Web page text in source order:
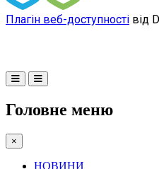
Плагін веб-доступності від
Головне меню
×
НОВИНИ